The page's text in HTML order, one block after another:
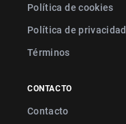
Política de cookies
Política de privacidad
Términos
CONTACTO
Contacto